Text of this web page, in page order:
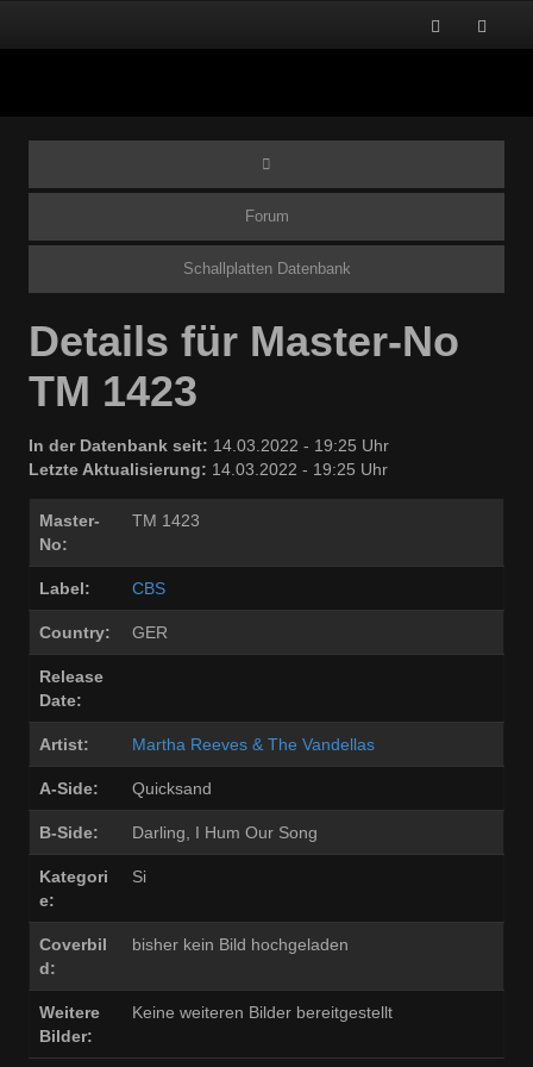
Forum
Schallplatten Datenbank
Details für Master-No
TM 1423
In der Datenbank seit: 14.03.2022 - 19:25 Uhr
Letzte Aktualisierung: 14.03.2022 - 19:25 Uhr
Master-
No:
TM 1423
Label: CBS
Country: GER
Release
Date:
Artist: Martha Reeves & The Vandellas
A-Side: Quicksand
B-Side: Darling, I Hum Our Song
Kategori
e:
Si
Coverbil
d:
bisher kein Bild hochgeladen
Weitere
Bilder:
Keine weiteren Bilder bereitgestellt